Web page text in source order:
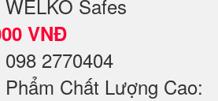
Safes
VNĐ
2770404
Chất Lượng Cao: